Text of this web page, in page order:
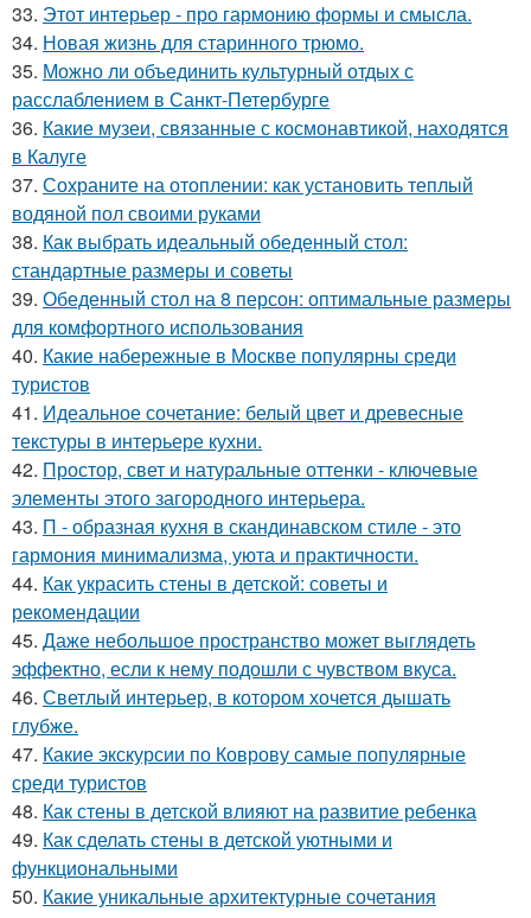
33. Этот интерьер - про гармонию формы и смысла.
34. Новая жизнь для старинного трюмо.
35. Можно ли объединить культурный отдых с
расслаблением в Санкт-Петербурге
36. Какие музеи, связанные с космонавтикой, находятся
в Калуге
37. Сохраните на отоплении: как установить теплый
водяной пол своими руками
38. Как выбрать идеальный обеденный стол:
стандартные размеры и советы
39. Обеденный стол на 8 персон: оптимальные размеры
для комфортного использования
40. Какие набережные в Москве популярны среди
туристов
41. Идеальное сочетание: белый цвет и древесные
текстуры в интерьере кухни.
42. Простор, свет и натуральные оттенки - ключевые
элементы этого загородного интерьера.
43. П - образная кухня в скандинавском стиле - это
гармония минимализма, уюта и практичности.
44. Как украсить стены в детской: советы и
рекомендации
45. Даже небольшое пространство может выглядеть
эффектно, если к нему подошли с чувством вкуса.
46. Светлый интерьер, в котором хочется дышать
глубже.
47. Какие экскурсии по Коврову самые популярные
среди туристов
48. Как стены в детской влияют на развитие ребенка
49. Как сделать стены в детской уютными и
функциональными
50. Какие уникальные архитектурные сочетания